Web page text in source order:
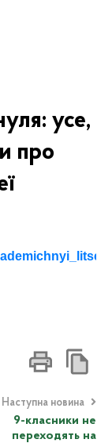
усе,
про
Наступна новина
9-класники не
переходять на